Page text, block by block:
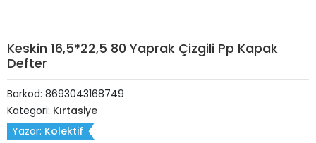
Keskin 16,5*22,5 80 Yaprak Çizgili Pp Kapak
Defter
Barkod: 8693043168749
Kategori: Kırtasiye
Yazar: Kolektif